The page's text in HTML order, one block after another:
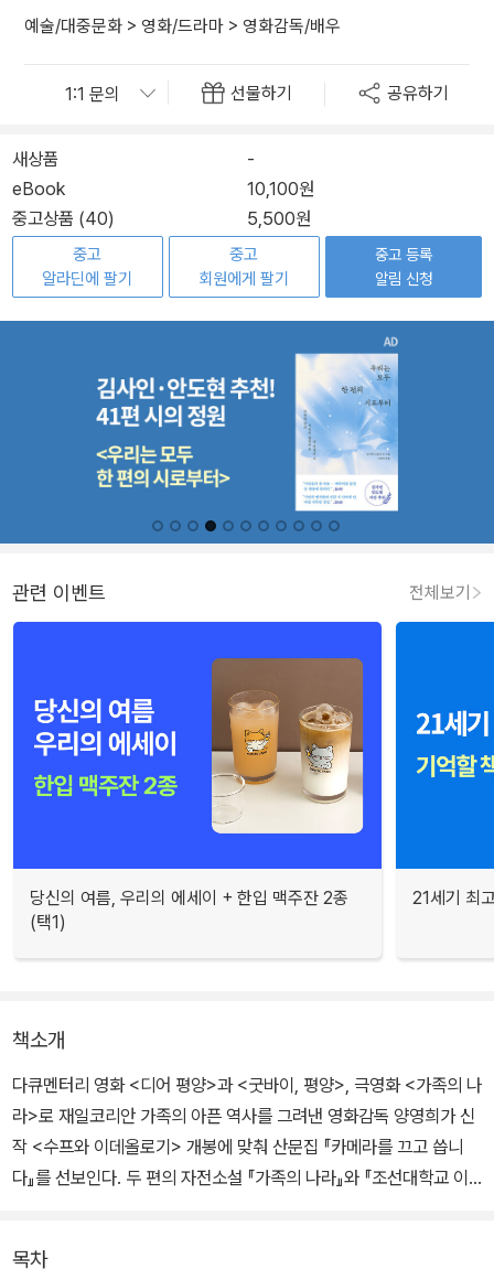
예술/대중문화 > 영화/드라마 > 영화감독/배우
선물하기 공유하기
새상품
-
eBook
10,100원
중고상품 (40)
5,500원
중고
알라딘에 팔기
중고
회원에게 팔기
중고 등록
알림 신청
관련 이벤트 전체보기
당신의 여름, 우리의 에세이 + 한입 맥주잔 2종
(택1)
21세기 최
책소개
다큐멘터리 영화 <디어 평양>과 <굿바이, 평양>, 극영화 <가족의 나
라>로 재일코리안 가족의 아픈 역사를 그려낸 영화감독 양영희가 신
작 <수프와 이데올로기> 개봉에 맞춰 산문집 『카메라를 끄고 씁니
다』를 선보인다. 두 편의 자전소설 『가족의 나라』와 『조선대학교 이
목차